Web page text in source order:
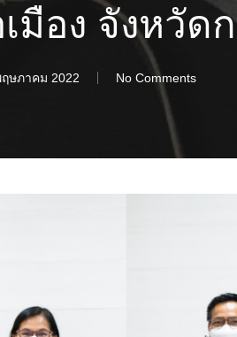
มือง จังหวัด
ษภาคม 2022 No Comments